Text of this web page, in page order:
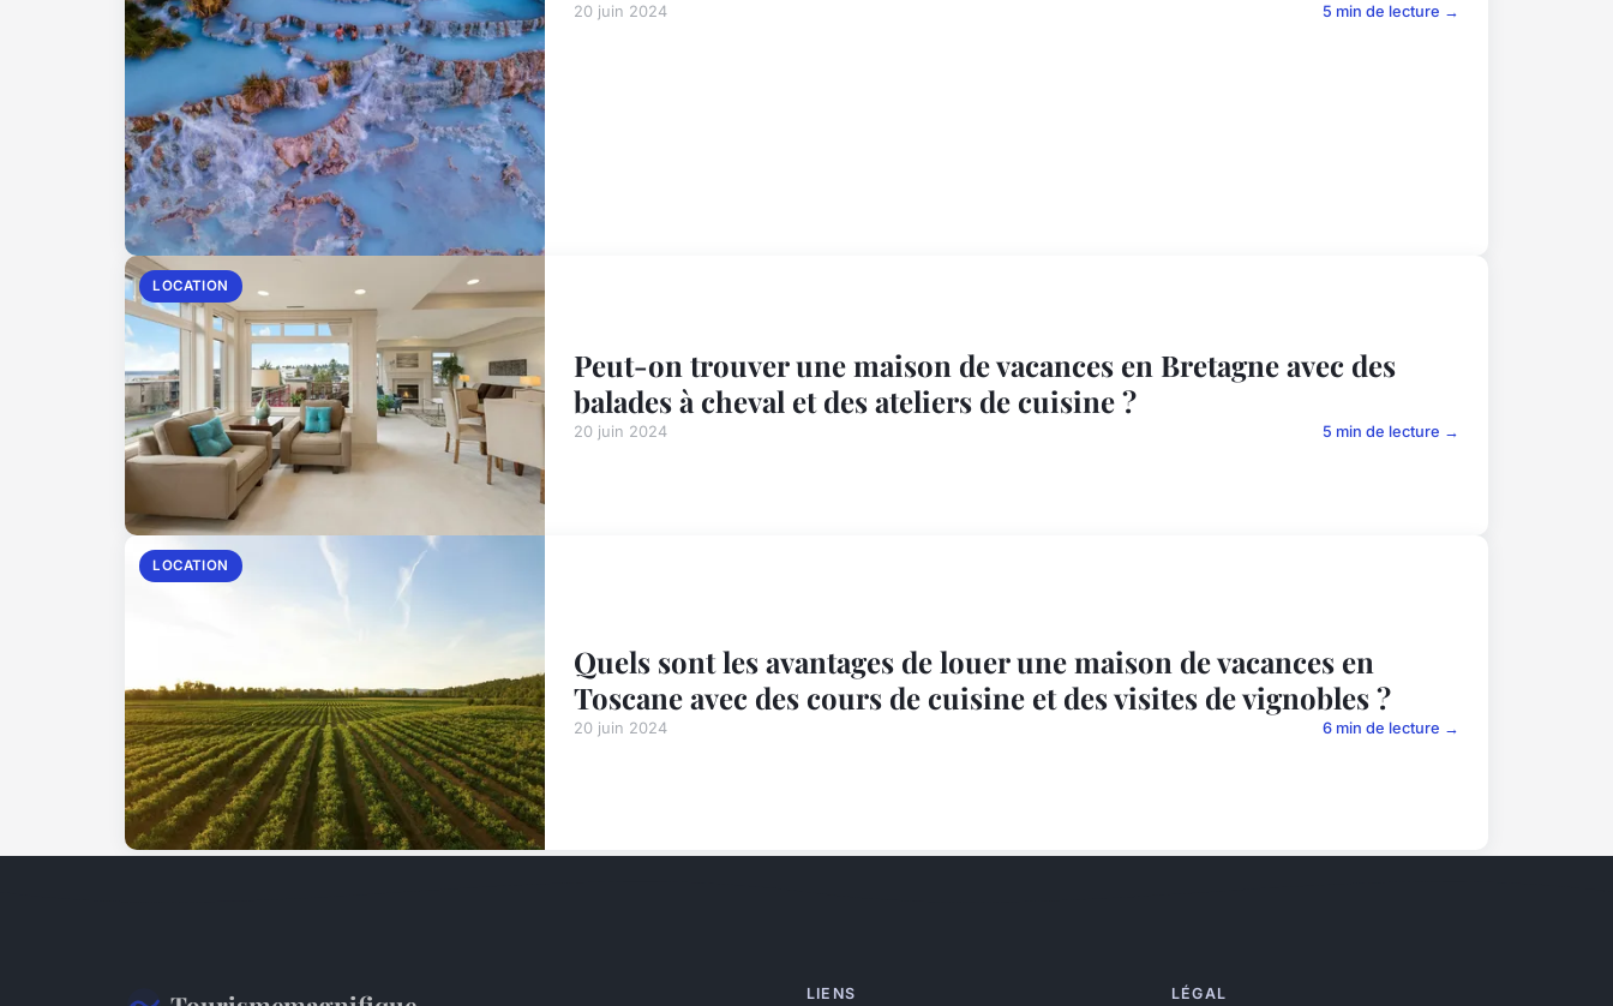
20 juin 2024 5 min de lecture →
LOCATION
Peut-on trouver une maison de vacances en Bretagne avec des
balades à cheval et des ateliers de cuisine ?
20 juin 2024 5 min de lecture →
LOCATION
Quels sont les avantages de louer une maison de vacances en
Toscane avec des cours de cuisine et des visites de vignobles ?
20 juin 2024 6 min de lecture →
LIENS LÉGAL